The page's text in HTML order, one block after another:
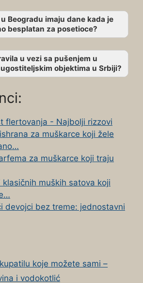
Beogradu imaju dane kada je
besplatan za posetioce?
u vezi sa pušenjem u
objektima u Srbiji?
flertovanja - Najbolji rizzovi
za muškarce koji žele
za muškarce koji traju
klasičnih muških satova koji
devojci bez treme: jednostavni
koje možete sami –
i vodokotlić